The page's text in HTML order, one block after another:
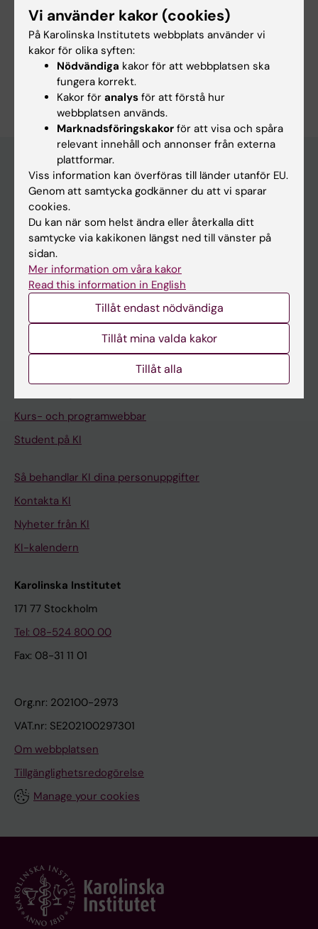
Innehållsgranskare:
Michelle Azorbo
Redaktör:
Michelle Azorbo
Sidan uppdaterad:2025-08-22
Utbildningsmöjligheter på KI
Program och fristående kurser
Uppdragsutbildning
Forskarutbildning
Student
Ladok
Kurs- och programwebbar
Student på KI
Så behandlar KI dina personuppgifter
Kontakta KI
Nyheter från KI
KI-kalendern
Karolinska Institutet
171 77 Stockholm
Tel: 08-524 800 00
Fax: 08-31 11 01
Org.nr: 202100-2973
VAT.nr: SE202100297301
Om webbplatsen
Tillgänglighetsredogörelse
Manage your cookies
Vi använder kakor (cookies)
På Karolinska Institutets webbplats använder vi
kakor för olika syften:
Nödvändiga kakor för att webbplatsen ska
fungera korrekt.
Kakor för analys för att förstå hur
webbplatsen används.
Marknadsföringskakor för att visa och spåra
relevant innehåll och annonser från externa
plattformar.
Viss information kan överföras till länder utanför EU.
Genom att samtycka godkänner du att vi sparar
cookies.
Du kan när som helst ändra eller återkalla ditt
samtycke via kakikonen längst ned till vänster på
sidan.
Mer information om våra kakor
Read this information in English
Tillåt endast nödvändiga
Tillåt mina valda kakor
Tillåt alla